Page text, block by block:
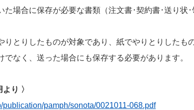
た場合に保存が必要な書類（注文書･契約書･送り
りとりしたものが対象であり、紙でやりとりしたも
でなく、送った場合にも保存する必要があります。
り 〉
publication/pamph/sonota/0021011-068.pdf